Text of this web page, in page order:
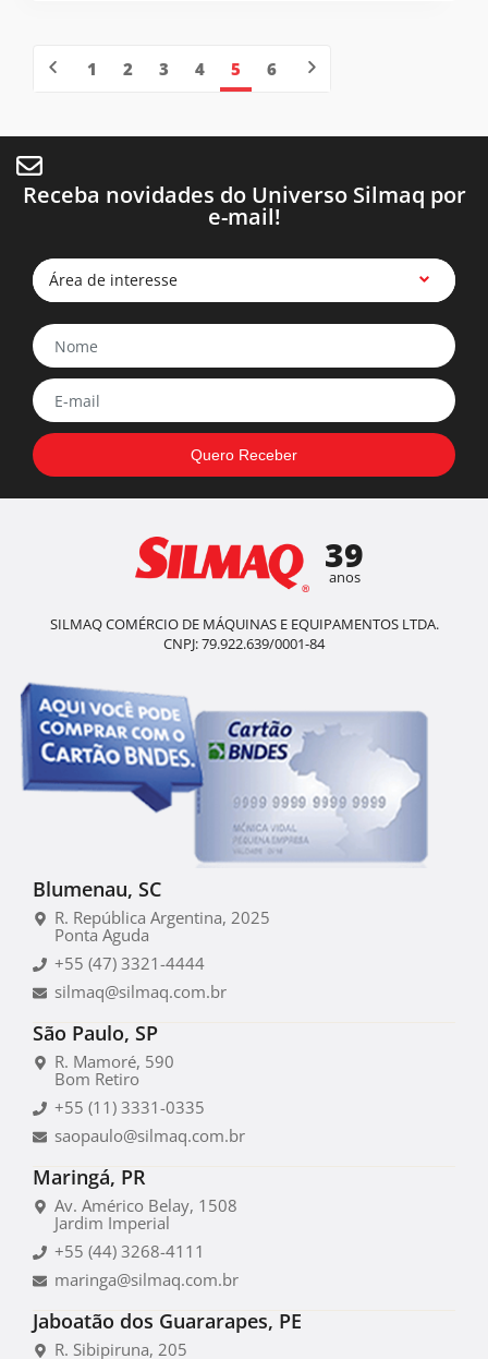
1 2 3 4 5 6
Receba novidades do Universo Silmaq por
e-mail!
Área de interesse
39
anos
SILMAQ COMÉRCIO DE MÁQUINAS E EQUIPAMENTOS LTDA.
CNPJ: 79.922.639/0001-84
Blumenau, SC
R. República Argentina, 2025
Ponta Aguda
+55 (47) 3321-4444
silmaq@silmaq.com.br
São Paulo, SP
R. Mamoré, 590
Bom Retiro
+55 (11) 3331-0335
saopaulo@silmaq.com.br
Maringá, PR
Av. Américo Belay, 1508
Jardim Imperial
+55 (44) 3268-4111
maringa@silmaq.com.br
Jaboatão dos Guararapes, PE
R. Sibipiruna, 205